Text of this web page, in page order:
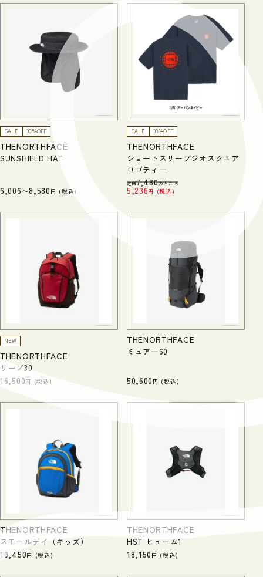
SALE 30％OFF
THENORTHFACE
SUNSHIELD HAT
6,006〜8,580 税込
SALE 30％OFF
THENORTHFACE
ショートスリーブジオスクエア
ロゴティー
定価7,480のところ
5,236 税込
NEW
THENORTHFACE
リープ30
16,500 税込
THENORTHFACE
ミュアー60
50,600 税込
THENORTHFACE
スモールデイ（キッズ）
10,450 税込
THENORTHFACE
HST ヒューム1
18,150 税込